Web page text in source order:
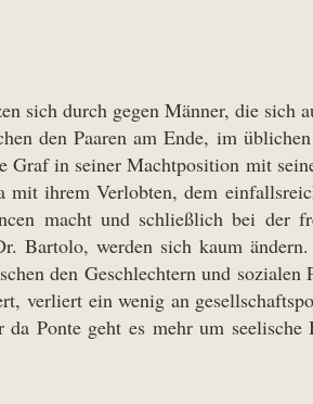
sich durch gegen Männer, die sich
den Paaren am Ende, im üblichen
Graf in seiner Machtposition mit
mit ihrem Verlobten, dem
macht und schließlich bei der
Bartolo, werden sich kaum
den Geschlechtern und sozialen
verliert ein wenig an
Ponte geht es mehr um seelische